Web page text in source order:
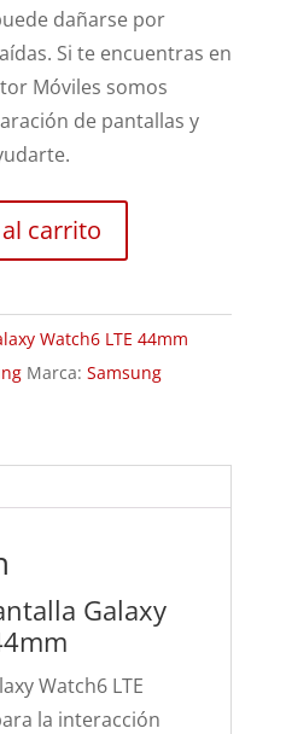
dañarse por
Si te encuentras en
Móviles somos
de pantallas y
carrito
Watch6 LTE 44mm
Marca: Samsung
Galaxy
Watch6 LTE
la interacción